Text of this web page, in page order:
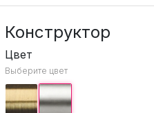
Конструктор
Цвет
Выберите цвет